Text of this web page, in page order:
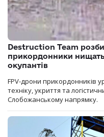
Destruction Team
прикордонники нищать
окупантів
FPV-дрони прикордонників
техніку, укриття та
Слобожанському напрямку.